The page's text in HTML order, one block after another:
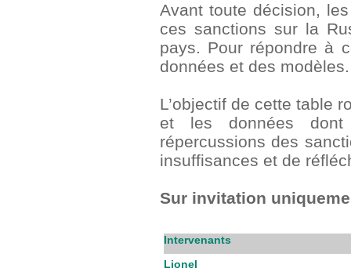
Avant toute décision,
ces sanctions sur la
pays. Pour répondre à
données et des modèles.
L’objectif de cette table
et les données dont
répercussions des
insuffisances et de
Sur invitation
Intervenants
Lionel